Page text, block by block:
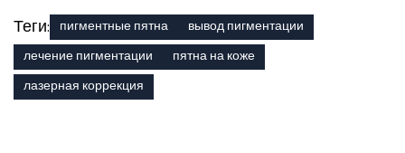
Теги: пигментные пятна
вывод пигментации
лечение пигментации
пятна на коже
лазерная коррекция